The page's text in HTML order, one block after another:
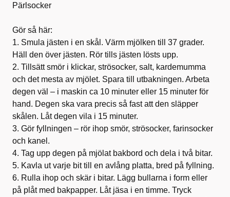
Pärlsocker
Gör så här:
1. Smula jästen i en skål. Värm mjölken till 37 grader.
Häll den över jästen. Rör tills jästen lösts upp.
2. Tillsätt smör i klickar, strösocker, salt, kardemumma
och det mesta av mjölet. Spara till utbakningen. Arbeta
degen väl – i maskin ca 10 minuter eller 15 minuter för
hand. Degen ska vara precis så fast att den släpper
skålen. Låt degen vila i 15 minuter.
3. Gör fyllningen – rör ihop smör, strösocker, farinsocker
och kanel.
4. Tag upp degen på mjölat bakbord och dela i två bitar.
5. Kavla ut varje bit till en avlång platta, bred på fyllning.
6. Rulla ihop och skär i bitar. Lägg bullarna i form eller
på plåt med bakpapper. Låt jäsa i en timme. Tryck